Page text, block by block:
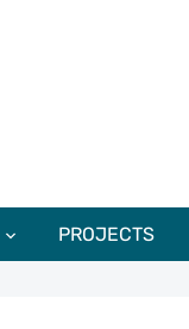
PROJECTS